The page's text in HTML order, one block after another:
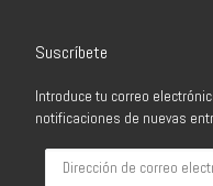
Suscríbete
Introduce tu correo
notificaciones de nuevas